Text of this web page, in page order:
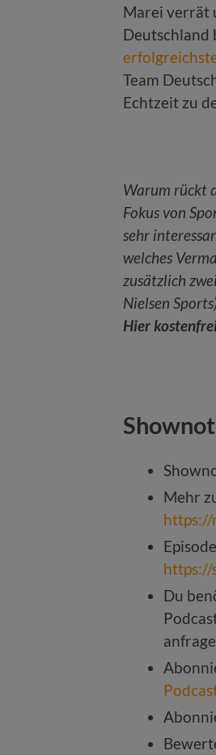
Marei verrät
Deutschland
Team
Echtzeit zu
Warum rückt
Fokus von
sehr
welches
zusätzlich
Nielsen
Hier
Mehr
https://
https://
Du